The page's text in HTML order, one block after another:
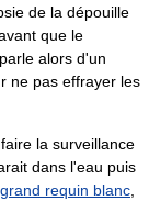
de la dépouille
que le
alors d'un
ne pas effrayer les
la surveillance
dans l'eau puis
grand requin blanc,